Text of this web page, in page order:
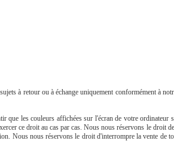
à retour ou à échange uniquement conformément à
que les couleurs affichées sur l'écran de votre ordinateur
ce droit au cas par cas. Nous nous réservons le droit
Nous nous réservons le droit d'interrompre la vente de